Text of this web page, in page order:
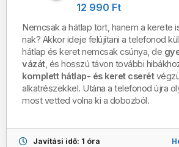
12 990 Ft
Nemcsak a hátlap tört, hanem a kerete
nak? Akkor ideje felújítani a telefonod
hátlap és keret nemcsak csúnya, de
vázát, és hosszú távon további
komplett hátlap- és keret cserét
alkatrészekkel. Utána a telefonod újra
most vetted volna ki a dobozból.
Javítási idő: 1 óra